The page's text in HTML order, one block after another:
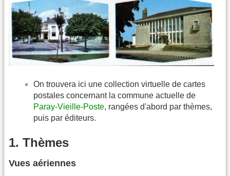
On trouvera ici une collection virtuelle de cartes
postales concernant la commune actuelle de
Paray-Vieille-Poste, rangées d'abord par thèmes,
puis par éditeurs.
1. Thèmes
Vues aériennes